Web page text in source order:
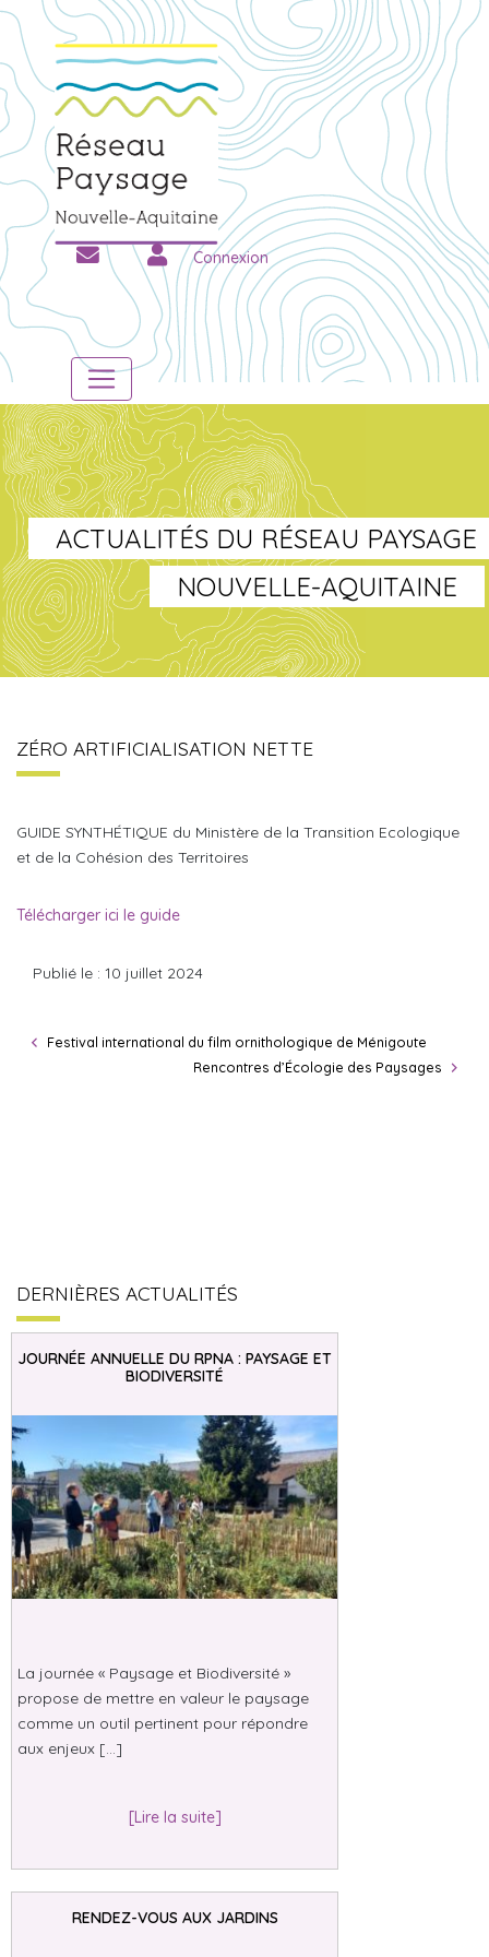
Connexion
ACTUALITÉS DU RÉSEAU PAYSAGE
NOUVELLE-AQUITAINE
ZÉRO ARTIFICIALISATION NETTE
GUIDE SYNTHÉTIQUE du Ministère de la Transition Ecologique
et de la Cohésion des Territoires
Télécharger ici le guide
Publié le : 10 juillet 2024
Festival international du film ornithologique de Ménigoute
Rencontres d’Écologie des Paysages
DERNIÈRES ACTUALITÉS
JOURNÉE ANNUELLE DU RPNA : PAYSAGE ET
BIODIVERSITÉ
La journée « Paysage et Biodiversité »
propose de mettre en valeur le paysage
comme un outil pertinent pour répondre
aux enjeux […]
[Lire la suite]
RENDEZ-VOUS AUX JARDINS